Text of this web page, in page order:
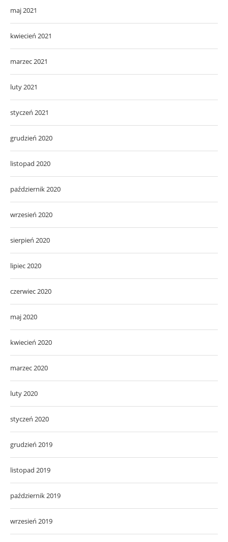
maj 2021
kwiecień 2021
marzec 2021
luty 2021
styczeń 2021
grudzień 2020
listopad 2020
październik 2020
wrzesień 2020
sierpień 2020
lipiec 2020
czerwiec 2020
maj 2020
kwiecień 2020
marzec 2020
luty 2020
styczeń 2020
grudzień 2019
listopad 2019
październik 2019
wrzesień 2019